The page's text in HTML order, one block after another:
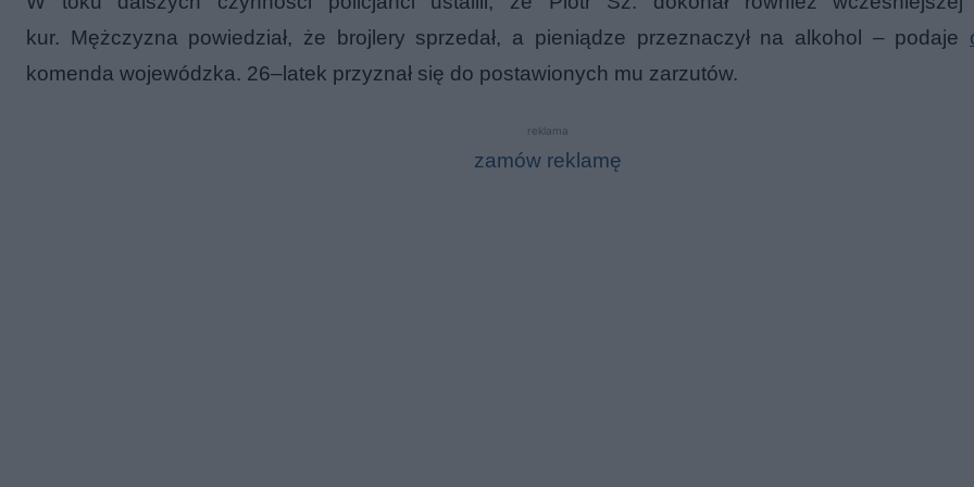
kur. Mężczyzna powiedział, że brojlery sprzedał, a pieniądze przeznaczył na alkohol – podaje
komenda wojewódzka. 26–latek przyznał się do postawionych mu zarzutów.
reklama
zamów reklamę